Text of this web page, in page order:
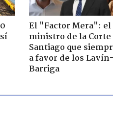
El "Factor Mera": el
ministro de la Corte
Santiago que
a favor de los Lavín-
Barriga